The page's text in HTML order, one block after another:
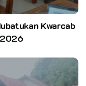
macam cara untuk
operasi.
Mila akan dioperasi
Majalengka
Kwarcab
2026